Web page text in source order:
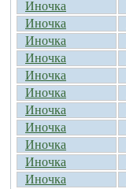
Иночка
Иночка
Иночка
Иночка
Иночка
Иночка
Иночка
Иночка
Иночка
Иночка
Иночка